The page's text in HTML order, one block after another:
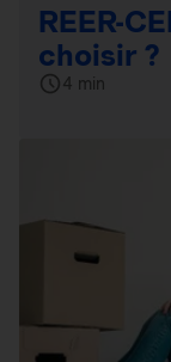
REER-
choisir ?
4 min